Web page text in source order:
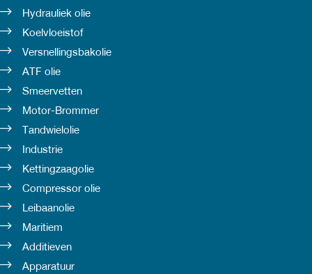
Hydrauliek olie
Koelvloeistof
Versnellingsbakolie
ATF olie
Smeervetten
Motor-Brommer
Tandwielolie
Industrie
Kettingzaagolie
Compressor olie
Leibaanolie
Maritiem
Additieven
Apparatuur